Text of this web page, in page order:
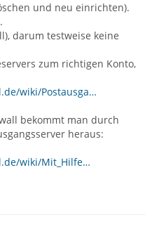
und neu einrichten).
darum testweise keine
zum richtigen Konto,
wiki/Postausga…
bekommt man durch
heraus:
wiki/Mit_Hilfe…